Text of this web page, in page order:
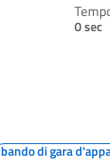
0 sec
bando di gara